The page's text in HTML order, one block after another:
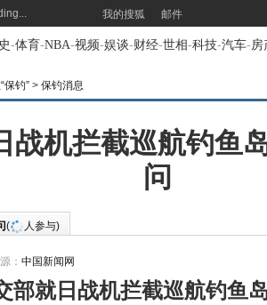
我的搜狐 邮件
-体育-NBA-视频-娱谈-财经-世相-科技-汽车-房
保钓” > 保钓消息
战机拦截巡航钓鱼
问
( 人参与)
： 中国新闻网
部就日战机拦截巡航钓鱼